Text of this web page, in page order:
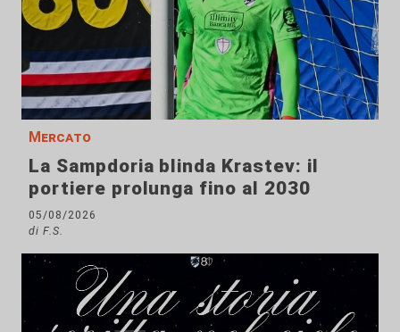
Mercato
La Sampdoria blinda Krastev: il
portiere prolunga fino al 2030
05/08/2026
di F.S.